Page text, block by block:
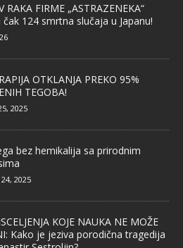
RAKA FIRME „ASTRAZENEKA“
124 smrtna slučaja u Japanu!
OTKLANJA PREKO 95%
TEGOBA!
2025
bez hemikalija sa prirodnim
2025
KOJE NAUKA NE MOŽE
Kako je jeziva porodična tragedija